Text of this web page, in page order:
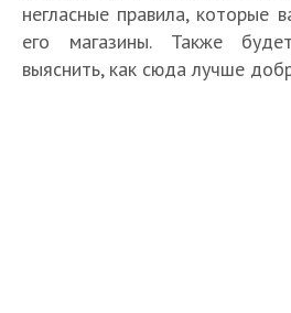
негласные правила, которые
его магазины. Также
выяснить, как сюда лучше